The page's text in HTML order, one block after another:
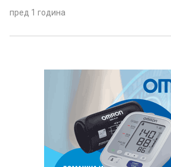
пред 1 година